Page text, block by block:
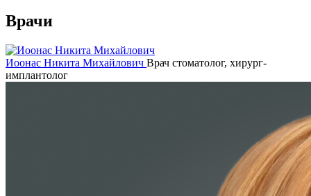
Врачи
Иоонас Никита Михайлович Врач стоматолог, хирург-
имплантолог